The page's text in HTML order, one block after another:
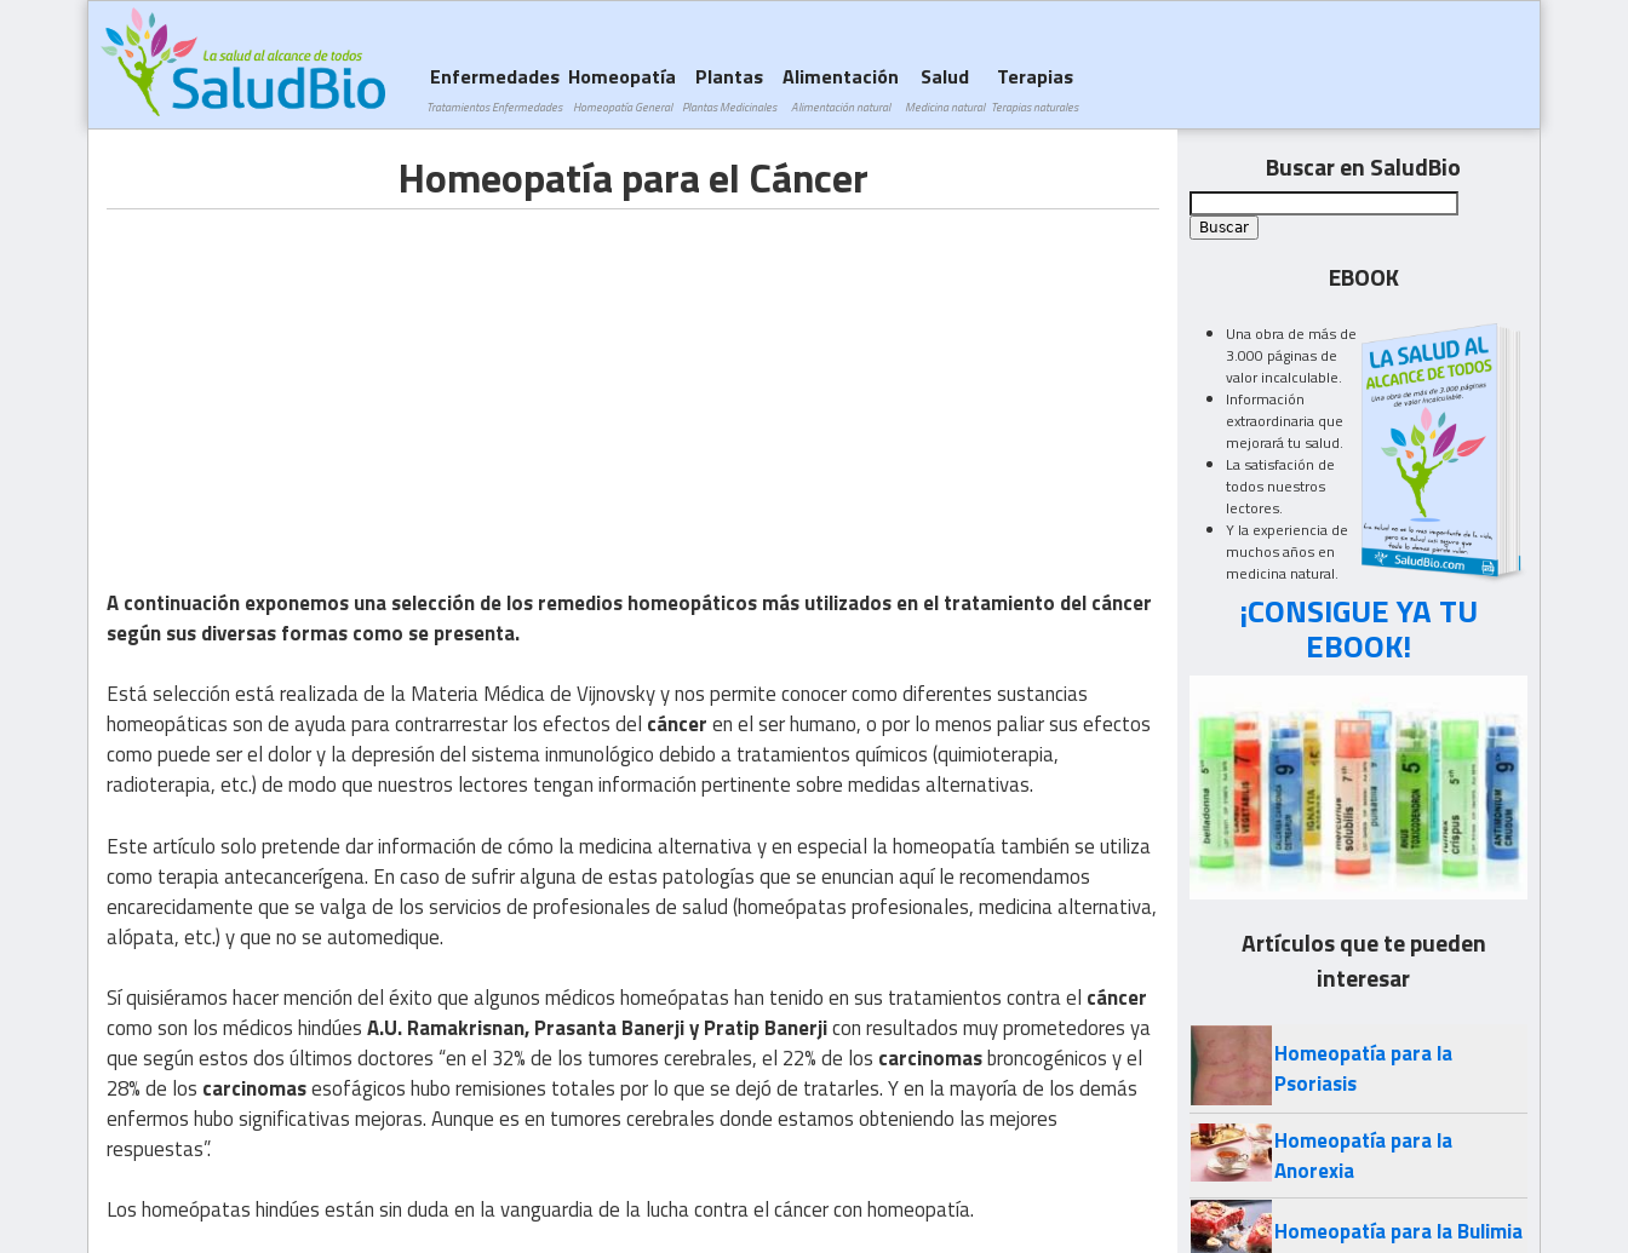
Homeopatía para el Cáncer
A continuación exponemos una selección de los remedios homeopáticos más utilizados en el tratamiento del cáncer
según sus diversas formas como se presenta.
Está selección está realizada de la Materia Médica de Vijnovsky y nos permite conocer como diferentes sustancias
homeopáticas son de ayuda para contrarrestar los efectos del cánceren el ser humano, o por lo menos paliar sus efectos
como puede ser el dolor y la depresión del sistema inmunológico debido a tratamientos químicos (quimioterapia,
radioterapia, etc.) de modo que nuestros lectores tengan información pertinente sobre medidas alternativas.
Este artículo solo pretende dar información de cómo la medicina alternativa y en especial la homeopatía también se utiliza
como terapia antecancerígena. En caso de sufrir alguna de estas patologías que se enuncian aquí le recomendamos
encarecidamente que se valga de los servicios de profesionales de salud (homeópatas profesionales, medicina alternativa,
alópata, etc.) y que no se automedique.
Sí quisiéramos hacer mención del éxito que algunos médicos homeópatas han tenido en sus tratamientos contra el cáncer
como son los médicos hindúesA.U. Ramakrisnan,Prasanta Banerji y Pratip Banerjicon resultados muy prometedores ya
que según estos dos últimos doctores “en el 32% de los tumores cerebrales, el 22% de los carcinomasbroncogénicos y el
28% de los carcinomasesofágicos hubo remisiones totales por lo que se dejó de tratarles. Y en la mayoría de los demás
enfermos hubo significativas mejoras. Aunque es en tumores cerebrales donde estamos obteniendo las mejores
respuestas”.
Los homeópatas hindúes están sin duda en la vanguardia de la lucha contra el cáncer con homeopatía.
Enfermedades
Tratamientos Enfermedades
Homeopatía
Homeopatía General
Plantas
Plantas Medicinales
Alimentación
Alimentación natural
Salud
Medicina natural
Terapias
Terapias naturales
Buscar en SaludBio
EBOOK
Una obra de más de
3.000 páginas de
valor incalculable.
Información
extraordinaria que
mejorará tu salud.
La satisfación de
todos nuestros
lectores.
Y la experiencia de
muchos años en
medicina natural.
¡CONSIGUE YA TU
EBOOK!
Artículos que te pueden
interesar
Homeopatía para la
Psoriasis
Homeopatía para la
Anorexia
Homeopatía para la Bulimia